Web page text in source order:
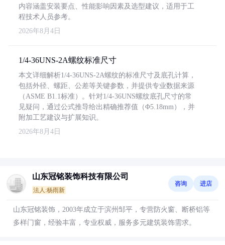
内容涵盖安装要点、性能影响因素及选型建议，适用于工
程技术人员参考。
2026年8月4日
1/4-36UNS-2A螺纹标准尺寸
本文详细解析1/4-36UNS-2A螺纹的标准尺寸及底孔计算，
包括外径、螺距、公差等关键参数，并提供专业数据来源
（ASME B1.1标准）。针对1/4-36UNS螺纹底孔尺寸的常
见疑问，通过公式推导给出精确推荐值（Φ5.18mm），并
附加工艺建议与扩展知识。
2026年8月4日
山东冠铭装饰科技有限公司
法人:杨雨新
咨询 进店
山东冠铭装饰，2003年成立于滨州邹平，专营防火窗、断桥铝等
多样门窗，经验丰富，专业权威，服务多元建筑装饰需求。